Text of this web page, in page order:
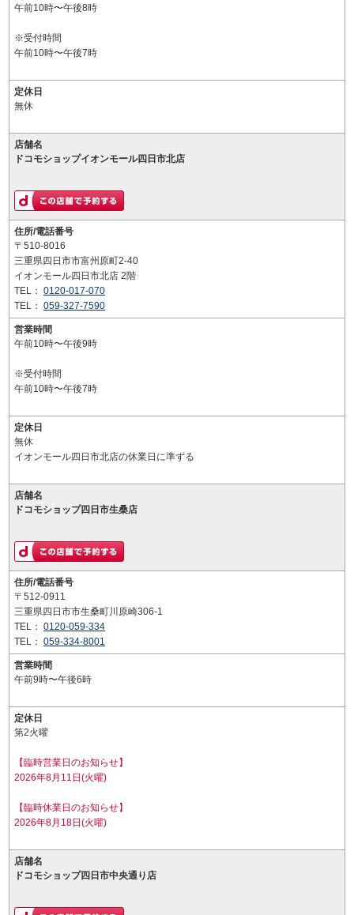
午前10時〜午後8時
※受付時間
午前10時〜午後7時
定休日
無休
店舗名
ドコモショップイオンモール四日市北店
住所/電話番号
〒510-8016
三重県四日市市富州原町2-40
イオンモール四日市北店 2階
TEL： 0120-017-070
TEL： 059-327-7590
営業時間
午前10時〜午後9時
※受付時間
午前10時〜午後7時
定休日
無休
イオンモール四日市北店の休業日に準ずる
店舗名
ドコモショップ四日市生桑店
住所/電話番号
〒512-0911
三重県四日市市生桑町川原崎306-1
TEL： 0120-059-334
TEL： 059-334-8001
営業時間
午前9時〜午後6時
定休日
第2火曜
【臨時営業日のお知らせ】
2026年8月11日(火曜)
【臨時休業日のお知らせ】
2026年8月18日(火曜)
店舗名
ドコモショップ四日市中央通り店